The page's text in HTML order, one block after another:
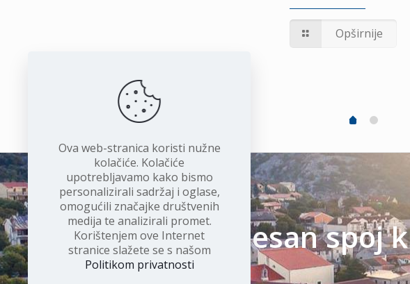
Opširnije
Čudesan spoj
Ova web-stranica koristi nužne
kolačiće. Kolačiće
upotrebljavamo kako bismo
personalizirali sadržaj i oglase,
omogućili značajke društvenih
medija te analizirali promet.
Korištenjem ove Internet
stranice slažete se s našom
Politikom privatnosti